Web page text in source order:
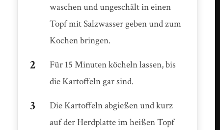
waschen und ungeschält in einen
Topf mit Salzwasser geben und zum
Kochen bringen.
Für 15 Minuten köcheln lassen, bis
die Kartoffeln gar sind.
Die Kartoffeln abgießen und kurz
auf der Herdplatte im heißen Topf